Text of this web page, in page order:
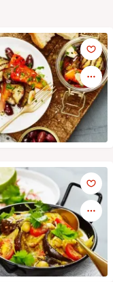
aubergine och
med tomat